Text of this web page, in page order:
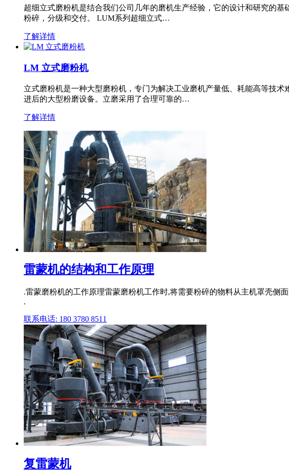
超细立式磨粉机是结合我们公司几年的磨机生产经验，它的设计和研究的
粉碎，分级和交付。 LUM系列超细立式…
了解详情
LM 立式磨粉机
立式磨粉机是一种大型磨粉机，专门为解决工业磨机产量低、耗能高等技
进后的大型粉磨设备。立磨采用了合理可靠的…
了解详情
雷蒙机的结构和工作原理
.雷蒙磨粉机的工作原理雷蒙磨粉机工作时,将需要粉碎的物料从主机罩壳侧
.
联系电话: 180 3780 8511
复雷蒙机